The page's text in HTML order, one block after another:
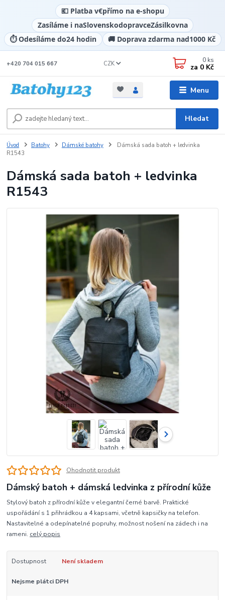
💶 Platba v€přímo na e-shopu
Zasíláme i naSlovenskodopravceZásilkovna
⏱️ Odesíláme do24 hodin 🚚 Doprava zdarma nad1000 Kč
Menu
CZK
Hledat
+420 704 015 667 0 ks
za 0 Kč
Úvod Batohy Dámské batohy
Dámská sada batoh + ledvinka
R1543
Dámská sada batoh + ledvinka
R1543
Ohodnotit produkt
Dámský batoh + dámská ledvinka z přírodní kůže
Stylový batoh z přírodní kůže v elegantní černé barvě. Praktické
uspořádání s 1 přihrádkou a 4 kapsami, včetně kapsičky na telefon.
Nastavitelné a odepínatelné popruhy, možnost nošení na zádech i na
rameni. celý popis
Dostupnost Není skladem
Nejsme plátci DPH